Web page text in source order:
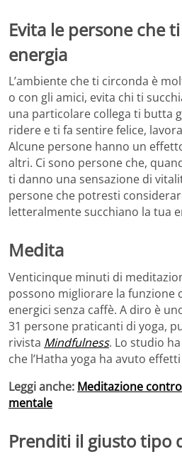
Evita le persone che
energia
L’ambiente che ti circonda è
o con gli amici, evita chi ti
una particolare collega ti butta
ridere e ti fa sentire felice,
Alcune persone hanno un
altri. Ci sono persone che,
ti danno una sensazione di
persone che potresti
letteralmente succhiano la tua
Medita
Venticinque minuti di
possono migliorare la funzione
energici senza caffè. A diro è
31 persone praticanti di yoga,
rivista Mindfulness. Lo studio
che l’Hatha yoga ha avuto
Leggi anche: Meditazione
mentale
Prenditi il ​​giusto tipo